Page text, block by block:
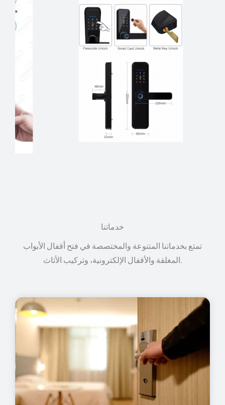
خدماتنا
تمتع بخدماتنا المتنوعة والمختصصة في فتح أقفال الأبواب